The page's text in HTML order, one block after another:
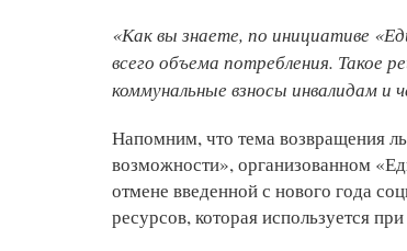
«Как вы знаете, по инициативе
всего объема потребления. Такое
коммунальные взносы инвалидам и
Напомним, что тема возвращения
возможности», организованном
отмене введенной с нового года
ресурсов, которая используется